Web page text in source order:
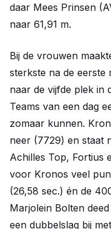
daar Mees Prinsen
naar 61,91 m.
Bij de vrouwen
sterkste na de eerste
naar de vijfde plek in
Teams van een dag
zomaar kunnen.
neer (7729) en staat
Achilles Top, Fortius
voor Kronos veel
(26,58 sec.) én de
Marjolein Bolten
een dubbelslag bij